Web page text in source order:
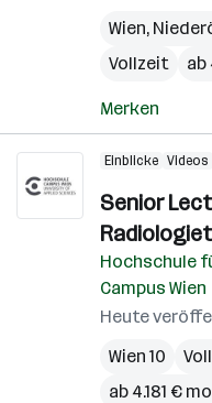
Wien,
Vollzeit
ab
Merken
Einblicke Videos
Senior
Hochschule
Campus Wien
Heute
Wien 10
ab 4.181 €